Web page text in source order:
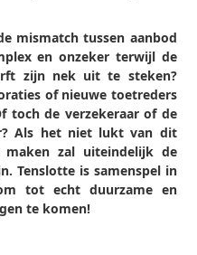
mismatch tussen aanbod
en onzeker terwijl de
zijn nek uit te steken?
of nieuwe toetreders
toch de verzekeraar of de
Als het niet lukt van dit
maken zal uiteindelijk de
Tenslotte is samenspel in
tot echt duurzame en
te komen!